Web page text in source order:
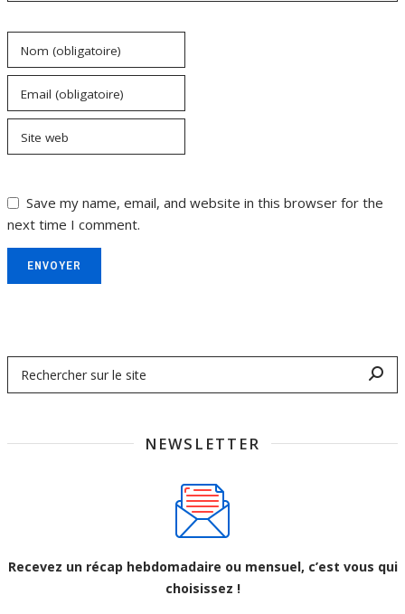
Nom (obligatoire)
Email (obligatoire)
Site web
Save my name, email, and website in this browser for the
next time I comment.
ENVOYER
NEWSLETTER
Recevez un récap hebdomadaire ou mensuel, c’est vous qui
choisissez !